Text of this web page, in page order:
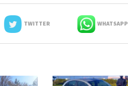
TWITTER WHATSAPP